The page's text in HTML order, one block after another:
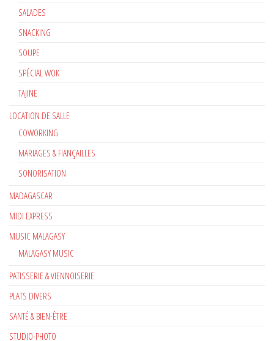
SALADES
SNACKING
SOUPE
SPÉCIAL WOK
TAJINE
LOCATION DE SALLE
COWORKING
MARIAGES & FIANÇAILLES
SONORISATION
MADAGASCAR
MIDI EXPRESS
MUSIC MALAGASY
MALAGASY MUSIC
PATISSERIE & VIENNOISERIE
PLATS DIVERS
SANTÉ & BIEN-ÊTRE
STUDIO-PHOTO